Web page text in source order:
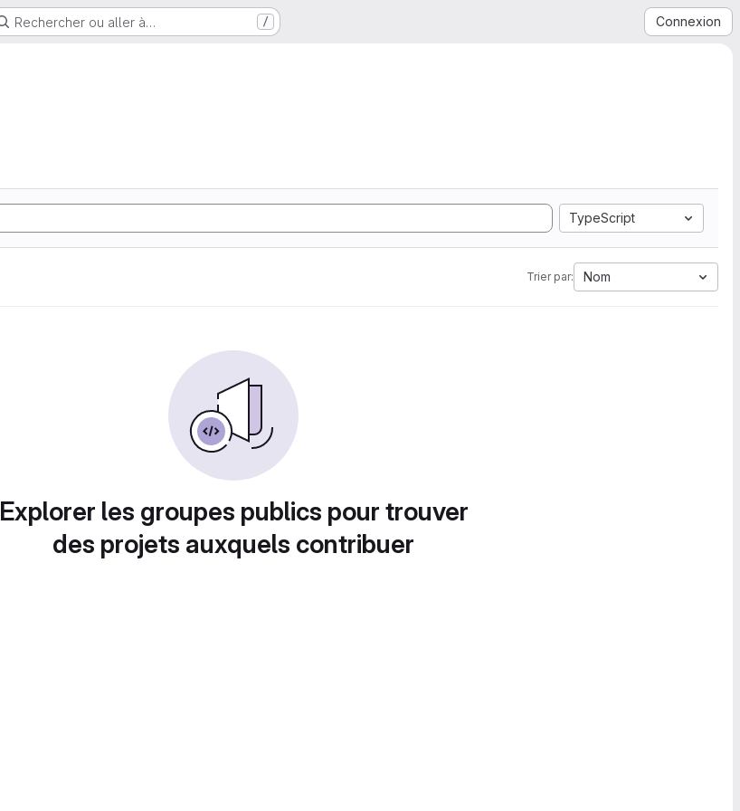
Rechercher ou aller à… / Connexion
TypeScript
Trier par: Nom
Explorer les groupes publics pour trouver
des projets auxquels contribuer